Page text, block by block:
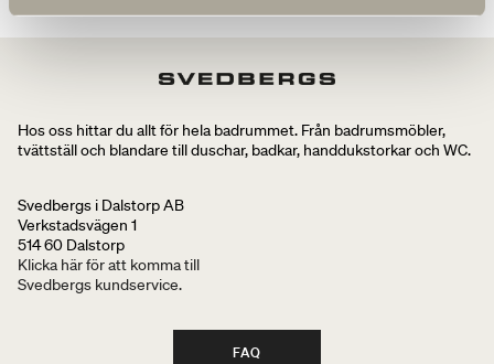
Hos oss hittar du allt för hela badrummet. Från badrumsmöbler,
tvättställ och blandare till duschar, badkar, handdukstorkar och WC.
Svedbergs i Dalstorp AB
Verkstadsvägen 1
514 60 Dalstorp
Klicka här för att komma till
Svedbergs kundservice.
FAQ